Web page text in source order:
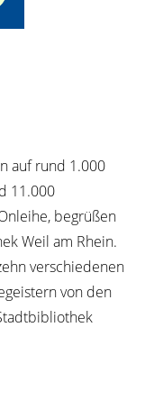
auf rund 1.000
11.000
begrüßen
Weil am Rhein.
verschiedenen
von den